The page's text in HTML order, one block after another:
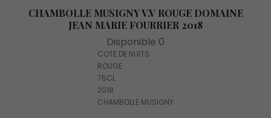
CHAMBOLLE MUSIGNY V.V ROUGE DOMAINE
JEAN MARIE FOURRIER 2018
Disponible 0
COTE DE NUITS
ROUGE
75CL
2018
CHAMBOLLE MUSIGNY